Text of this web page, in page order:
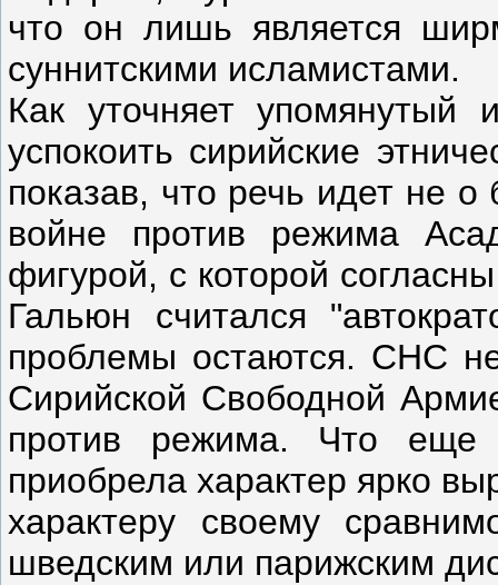
что он лишь является
суннитскими исламистами.
Как уточняет упомянутый
успокоить сирийские
показав, что речь идет не
войне против режима
фигурой, с которой
Гальюн считался
проблемы остаются. СНС
Сирийской Свободной
против режима. Что
приобрела характер ярко
характеру своему
шведским или парижским